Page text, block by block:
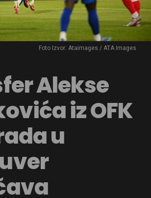
Foto Izvor: Ataimages / ATA Images
Alekse
iz OFK
u